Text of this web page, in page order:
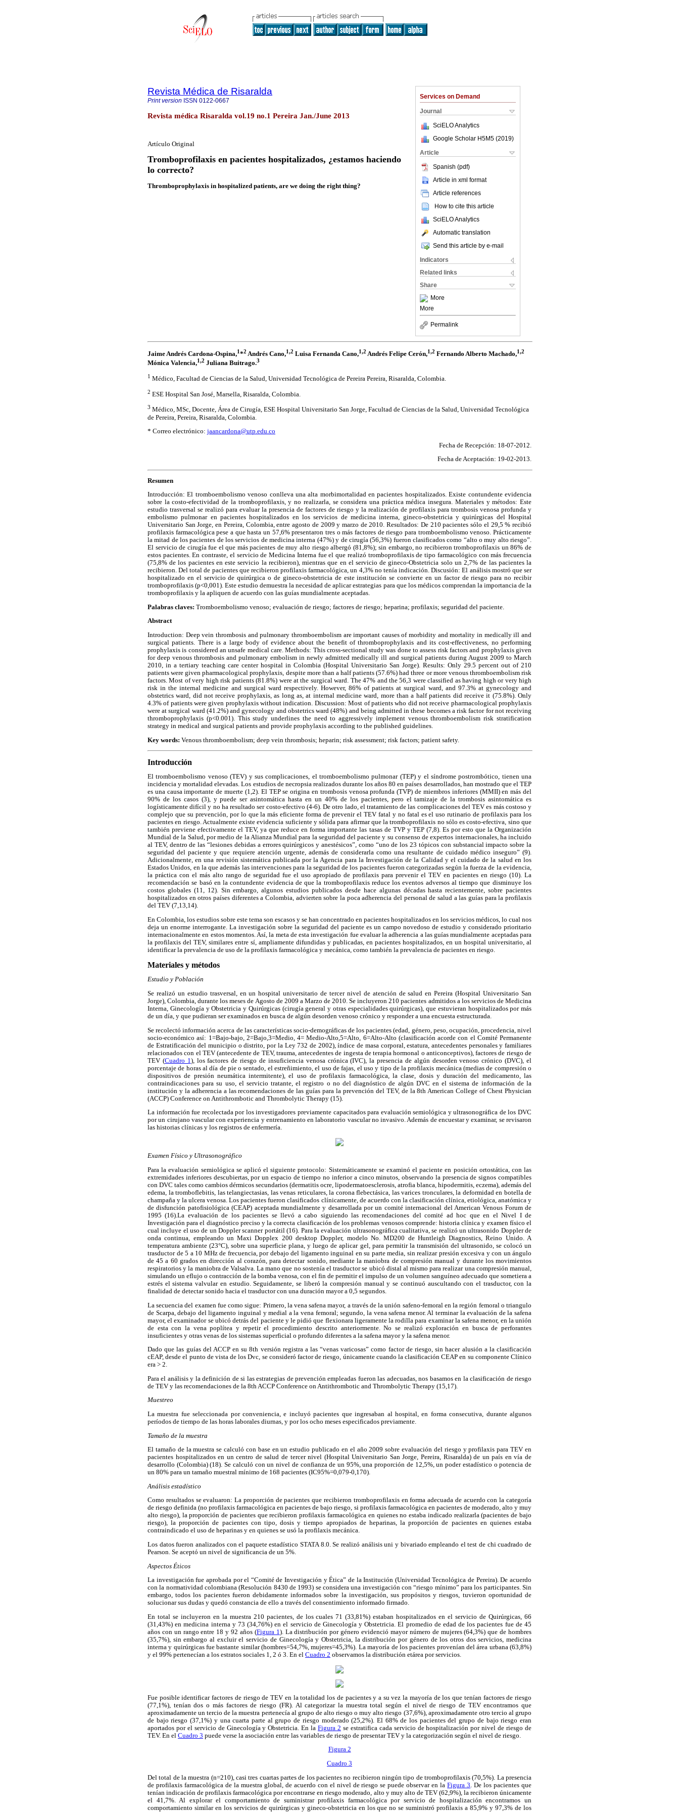
Services on Demand
Journal
SciELO Analytics
Google Scholar H5M5 (2019)
Article
Spanish (pdf)
Article in xml format
Article references
How to cite this article
SciELO Analytics
Automatic translation
Send this article by e-mail
Indicators
Related links
Share
More
More
Permalink
Revista Médica de Risaralda
Print version ISSN 0122-0667
Revista médica Risaralda vol.19 no.1 Pereira Jan./June 2013
Artículo Original
Tromboprofilaxis en pacientes hospitalizados, ¿estamos haciendo
lo correcto?
Thromboprophylaxis in hospitalized patients, are we doing the right thing?
Jaime Andrés Cardona-Ospina,1 *2 Andrés Cano,1,2 Luisa Fernanda Cano,1,2 Andrés Felipe Cerón,1,2 Fernando Alberto Machado,1,2
Mónica Valencia,1,2 Juliana Buitrago.3
1 Médico, Facultad de Ciencias de la Salud, Universidad Tecnológica de Pereira Pereira, Risaralda, Colombia.
2 ESE Hospital San José, Marsella, Risaralda, Colombia.
3 Médico, MSc, Docente, Área de Cirugía, ESE Hospital Universitario San Jorge, Facultad de Ciencias de la Salud, Universidad Tecnológica
de Pereira, Pereira, Risaralda, Colombia.
* Correo electrónico: jaancardona@utp.edu.co
Fecha de Recepción: 18-07-2012.
Fecha de Aceptación: 19-02-2013.
Resumen
Introducción: El tromboembolismo venoso conlleva una alta morbimortalidad en pacientes hospitalizados. Existe contundente evidencia
sobre la costo-efectividad de la tromboprofilaxis, y no realizarla, se considera una práctica médica insegura. Materiales y métodos: Este
estudio trasversal se realizó para evaluar la presencia de factores de riesgo y la realización de profilaxis para trombosis venosa profunda y
embolismo pulmonar en pacientes hospitalizados en los servicios de medicina interna, gineco-obstetricia y quirúrgicas del Hospital
Universitario San Jorge, en Pereira, Colombia, entre agosto de 2009 y marzo de 2010. Resultados: De 210 pacientes sólo el 29,5 % recibió
profilaxis farmacológica pese a que hasta un 57,6% presentaron tres o más factores de riesgo para tromboembolismo venoso. Prácticamente
la mitad de los pacientes de los servicios de medicina interna (47%) y de cirugía (56,3%) fueron clasificados como “alto o muy alto riesgo”.
El servicio de cirugía fue el que más pacientes de muy alto riesgo albergó (81,8%); sin embargo, no recibieron tromboprofilaxis un 86% de
estos pacientes. En contraste, el servicio de Medicina Interna fue el que realizó tromboprofilaxis de tipo farmacológico con más frecuencia
(75,8% de los pacientes en este servicio la recibieron), mientras que en el servicio de gineco-Obstetricia solo un 2,7% de las pacientes la
recibieron. Del total de pacientes que recibieron profilaxis farmacológica, un 4,3% no tenía indicación. Discusión: El análisis mostró que ser
hospitalizado en el servicio de quirúrgica o de gineco-obstetricia de este institución se convierte en un factor de riesgo para no recibir
tromboprofilaxis (p<0,001). Este estudio demuestra la necesidad de aplicar estrategias para que los médicos comprendan la importancia de la
tromboprofilaxis y la apliquen de acuerdo con las guías mundialmente aceptadas.
Palabras claves: Tromboembolismo venoso; evaluación de riesgo; factores de riesgo; heparina; profilaxis; seguridad del paciente.
Abstract
Introduction: Deep vein thrombosis and pulmonary thromboembolism are important causes of morbidity and mortality in medically ill and
surgical patients. There is a large body of evidence about the benefit of thromboprophylaxis and its cost-effectiveness, no performing
prophylaxis is considered an unsafe medical care. Methods: This cross-sectional study was done to assess risk factors and prophylaxis given
for deep venous thrombosis and pulmonary embolism in newly admitted medically ill and surgical patients during August 2009 to March
2010, in a tertiary teaching care center hospital in Colombia (Hospital Universitario San Jorge). Results: Only 29.5 percent out of 210
patients were given pharmacological prophylaxis, despite more than a half patients (57.6%) had three or more venous thromboembolism risk
factors. Most of very high risk patients (81.8%) were at the surgical ward. The 47% and the 56,3 were classified as having high or very high
risk in the internal medicine and surgical ward respectively. However, 86% of patients at surgical ward, and 97.3% at gynecology and
obstetrics ward, did not receive prophylaxis, as long as, at internal medicine ward, more than a half patients did receive it (75.8%). Only
4.3% of patients were given prophylaxis without indication. Discussion: Most of patients who did not receive pharmacological prophylaxis
were at surgical ward (41.2%) and gynecology and obstetrics ward (48%) and being admitted in these becomes a risk factor for not receiving
thromboprophylaxis (p<0.001). This study underlines the need to aggressively implement venous thromboembolism risk stratification
strategy in medical and surgical patients and provide prophylaxis according to the published guidelines.
Key words: Venous thromboembolism; deep vein thrombosis; heparin; risk assessment; risk factors; patient safety.
Introducción
El tromboembolismo venoso (TEV) y sus complicaciones, el tromboembolismo pulmonar (TEP) y el síndrome postrombótico, tienen una
incidencia y mortalidad elevadas. Los estudios de necropsia realizados durante los años 80 en países desarrollados, han mostrado que el TEP
es una causa importante de muerte (1,2). El TEP se origina en trombosis venosa profunda (TVP) de miembros inferiores (MMII) en más del
90% de los casos (3), y puede ser asintomática hasta en un 40% de los pacientes, pero el tamizaje de la trombosis asintomática es
logísticamente difícil y no ha resultado ser costo-efectivo (4-6). De otro lado, el tratamiento de las complicaciones del TEV es más costoso y
complejo que su prevención, por lo que la más eficiente forma de prevenir el TEV fatal y no fatal es el uso rutinario de profilaxis para los
pacientes en riesgo. Actualmente existe evidencia suficiente y sólida para afirmar que la tromboprofilaxis no sólo es costo-efectiva, sino que
también previene efectivamente el TEV, ya que reduce en forma importante las tasas de TVP y TEP (7,8). Es por esto que la Organización
Mundial de la Salud, por medio de la Alianza Mundial para la seguridad del paciente y su consenso de expertos internacionales, ha incluido
al TEV, dentro de las “lesiones debidas a errores quirúrgicos y anestésicos”, como “uno de los 23 tópicos con substancial impacto sobre la
seguridad del paciente y que requiere atención urgente, además de considerarla como una resultante de cuidado médico inseguro” (9).
Adicionalmente, en una revisión sistemática publicada por la Agencia para la Investigación de la Calidad y el cuidado de la salud en los
Estados Unidos, en la que además las intervenciones para la seguridad de los pacientes fueron categorizadas según la fuerza de la evidencia,
la práctica con el más alto rango de seguridad fue el uso apropiado de profilaxis para prevenir el TEV en pacientes en riesgo (10). La
recomendación se basó en la contundente evidencia de que la tromboprofilaxis reduce los eventos adversos al tiempo que disminuye los
costos globales (11, 12). Sin embargo, algunos estudios publicados desde hace algunas décadas hasta recientemente, sobre pacientes
hospitalizados en otros países diferentes a Colombia, advierten sobre la poca adherencia del personal de salud a las guías para la profilaxis
del TEV (7,13,14).
En Colombia, los estudios sobre este tema son escasos y se han concentrado en pacientes hospitalizados en los servicios médicos, lo cual nos
deja un enorme interrogante. La investigación sobre la seguridad del paciente es un campo novedoso de estudio y considerado prioritario
internacionalmente en estos momentos. Así, la meta de esta investigación fue evaluar la adherencia a las guías mundialmente aceptadas para
la profilaxis del TEV, similares entre sí, ampliamente difundidas y publicadas, en pacientes hospitalizados, en un hospital universitario, al
identificar la prevalencia de uso de la profilaxis farmacológica y mecánica, como también la prevalencia de pacientes en riesgo.
Materiales y métodos
Estudio y Población
Se realizó un estudio trasversal, en un hospital universitario de tercer nivel de atención de salud en Pereira (Hospital Universitario San
Jorge), Colombia, durante los meses de Agosto de 2009 a Marzo de 2010. Se incluyeron 210 pacientes admitidos a los servicios de Medicina
Interna, Ginecología y Obstetricia y Quirúrgicas (cirugía general y otras especialidades quirúrgicas), que estuvieran hospitalizados por más
de un día, y que pudieran ser examinados en busca de algún desorden venoso crónico y responder a una encuesta estructurada.
Se recolectó información acerca de las características socio-demográficas de los pacientes (edad, género, peso, ocupación, procedencia, nivel
socio-económico así: 1=Bajo-bajo, 2=Bajo,3=Medio, 4= Medio-Alto,5=Alto, 6=Alto-Alto (clasificación acorde con el Comité Permanente
de Estratificación del municipio o distrito, por la Ley 732 de 2002), índice de masa corporal, estatura, antecedentes personales y familiares
relacionados con el TEV (antecedente de TEV, trauma, antecedentes de ingesta de terapia hormonal o anticonceptivos), factores de riesgo de
TEV (Cuadro 1 ), los factores de riesgo de insuficiencia venosa crónica (IVC), la presencia de algún desorden venoso crónico (DVC), el
porcentaje de horas al día de pie o sentado, el estreñimiento, el uso de fajas, el uso y tipo de la profilaxis mecánica (medias de compresión o
dispositivos de presión neumática intermitente), el uso de profilaxis farmacológica, la clase, dosis y duración del medicamento, las
contraindicaciones para su uso, el servicio tratante, el registro o no del diagnóstico de algún DVC en el sistema de información de la
institución y la adherencia a las recomendaciones de las guías para la prevención del TEV, de la 8th American College of Chest Physician
(ACCP) Conference on Antithrombotic and Thrombolytic Therapy (15).
La información fue recolectada por los investigadores previamente capacitados para evaluación semiológica y ultrasonográfica de los DVC
por un cirujano vascular con experiencia y entrenamiento en laboratorio vascular no invasivo. Además de encuestar y examinar, se revisaron
las historias clínicas y los registros de enfermería.
Examen Físico y Ultrasonográfico
Para la evaluación semiológica se aplicó el siguiente protocolo: Sistemáticamente se examinó el paciente en posición ortostática, con las
extremidades inferiores descubiertas, por un espacio de tiempo no inferior a cinco minutos, observando la presencia de signos compatibles
con DVC tales como cambios dérmicos secundarios (dermatitis ocre, lipodermatoesclerosis, atrofia blanca, hipodermitis, eczema), además del
edema, la tromboflebitis, las telangiectasias, las venas reticulares, la corona flebectásica, las varices tronculares, la deformidad en botella de
champaña y la ulcera venosa. Los pacientes fueron clasificados clínicamente, de acuerdo con la clasificación clínica, etiológica, anatómica y
de disfunción patofisiológica (CEAP) aceptada mundialmente y desarrollada por un comité internacional del American Venous Forum de
1995 (16).La evaluación de los pacientes se llevó a cabo siguiendo las recomendaciones del comité ad hoc que en el Nivel I de
Investigación para el diagnóstico preciso y la correcta clasificación de los problemas venosos comprende: historia clínica y examen físico el
cual incluye el uso de un Doppler scanner portátil (16). Para la evaluación ultrasonográfica cualitativa, se realizó un ultrasonido Doppler de
onda continua, empleando un Maxi Dopplex 200 desktop Doppler, modelo No. MD200 de Huntleigh Diagnostics, Reino Unido. A
temperatura ambiente (23°C), sobre una superficie plana, y luego de aplicar gel, para permitir la transmisión del ultrasonido, se colocó un
trasductor de 5 a 10 MHz de frecuencia, por debajo del ligamento inguinal en su parte media, sin realizar presión excesiva y con un ángulo
de 45 a 60 grados en dirección al corazón, para detectar sonido, mediante la maniobra de compresión manual y durante los movimientos
respiratorios y la maniobra de Valsalva. La mano que no sostenía el trasductor se ubicó distal al mismo para realizar una compresión manual,
simulando un eflujo o contracción de la bomba venosa, con el fin de permitir el impulso de un volumen sanguíneo adecuado que sometiera a
estrés el sistema valvular en estudio. Seguidamente, se liberó la compresión manual y se continuó auscultando con el trasductor, con la
finalidad de detectar sonido hacia el trasductor con una duración mayor a 0,5 segundos.
La secuencia del examen fue como sigue: Primero, la vena safena mayor, a través de la unión safeno-femoral en la región femoral o triangulo
de Scarpa, debajo del ligamento inguinal y medial a la vena femoral; segundo, la vena safena menor. Al terminar la evaluación de la safena
mayor, el examinador se ubicó detrás del paciente y le pidió que flexionara ligeramente la rodilla para examinar la safena menor, en la unión
de esta con la vena poplítea y repetir el procedimiento descrito anteriormente. No se realizó exploración en busca de perforantes
insuficientes y otras venas de los sistemas superficial o profundo diferentes a la safena mayor y la safena menor.
Dado que las guías del ACCP en su 8th versión registra a las “venas varicosas” como factor de riesgo, sin hacer alusión a la clasificación
cEAP, desde el punto de vista de los Dvc, se consideró factor de riesgo, únicamente cuando la clasificación CEAP en su componente Clínico
era > 2.
Para el análisis y la definición de si las estrategias de prevención empleadas fueron las adecuadas, nos basamos en la clasificación de riesgo
de TEV y las recomendaciones de la 8th ACCP Conference on Antithrombotic and Thrombolytic Therapy (15,17).
Muestreo
La muestra fue seleccionada por conveniencia, e incluyó pacientes que ingresaban al hospital, en forma consecutiva, durante algunos
períodos de tiempo de las horas laborales diurnas, y por los ocho meses especificados previamente.
Tamaño de la muestra
El tamaño de la muestra se calculó con base en un estudio publicado en el año 2009 sobre evaluación del riesgo y profilaxis para TEV en
pacientes hospitalizados en un centro de salud de tercer nivel (Hospital Universitario San Jorge, Pereira, Risaralda) de un país en vía de
desarrollo (Colombia) (18). Se calculó con un nivel de confianza de un 95%, una proporción de 12,5%, un poder estadístico o potencia de
un 80% para un tamaño muestral mínimo de 168 pacientes (IC95%=0,079-0,170).
Análisis estadístico
Como resultados se evaluaron: La proporción de pacientes que recibieron tromboprofilaxis en forma adecuada de acuerdo con la categoría
de riesgo definida (no profilaxis farmacológica en pacientes de bajo riesgo, si profilaxis farmacológica en pacientes de moderado, alto y muy
alto riesgo), la proporción de pacientes que recibieron profilaxis farmacológica en quienes no estaba indicado realizarla (pacientes de bajo
riesgo), la proporción de pacientes con tipo, dosis y tiempo apropiados de heparinas, la proporción de pacientes en quienes estaba
contraindicado el uso de heparinas y en quienes se usó la profilaxis mecánica.
Los datos fueron analizados con el paquete estadístico STATA 8.0. Se realizó análisis uni y bivariado empleando el test de chi cuadrado de
Pearson. Se aceptó un nivel de significancia de un 5%.
Aspectos Éticos
La investigación fue aprobada por el “Comité de Investigación y Ética” de la Institución (Universidad Tecnológica de Pereira). De acuerdo
con la normatividad colombiana (Resolución 8430 de 1993) se considera una investigación con “riesgo mínimo” para los participantes. Sin
embargo, todos los pacientes fueron debidamente informados sobre la investigación, sus propósitos y riesgos, tuvieron oportunidad de
solucionar sus dudas y quedó constancia de ello a través del consentimiento informado firmado.
En total se incluyeron en la muestra 210 pacientes, de los cuales 71 (33,81%) estaban hospitalizados en el servicio de Quirúrgicas, 66
(31,43%) en medicina interna y 73 (34,76%) en el servicio de Ginecología y Obstetricia. El promedio de edad de los pacientes fue de 45
años con un rango entre 18 y 92 años (Figura 1). La distribución por género evidenció mayor número de mujeres (64,3%) que de hombres
(35,7%), sin embargo al excluir el servicio de Ginecología y Obstetricia, la distribución por género de los otros dos servicios, medicina
interna y quirúrgicas fue bastante similar (hombres=54,7%, mujeres=45,3%). La mayoría de los pacientes provenían del área urbana (63,8%)
y el 99% pertenecían a los estratos sociales 1, 2 ó 3. En el Cuadro 2 observamos la distribución etárea por servicios.
Fue posible identificar factores de riesgo de TEV en la totalidad los de pacientes y a su vez la mayoría de los que tenían factores de riesgo
(77,1%), tenían dos o más factores de riesgo (FR). Al categorizar la muestra total según el nivel de riesgo de TEV encontramos que
aproximadamente un tercio de la muestra pertenecía al grupo de alto riesgo o muy alto riesgo (37,6%), aproximadamente otro tercio al grupo
de bajo riesgo (37,1%) y una cuarta parte al grupo de riesgo moderado (25,2%). El 68% de los pacientes del grupo de bajo riesgo eran
aportados por el servicio de Ginecología y Obstetricia. En laFigura 2 se estratifica cada servicio de hospitalización por nivel de riesgo de
TEV. En el Cuadro 3 puede verse la asociación entre las variables de riesgo de presentar TEV y la categorización según el nivel de riesgo.
Figura 2
Cuadro 3
Del total de la muestra (n=210), casi tres cuartas partes de los pacientes no recibieron ningún tipo de tromboprofilaxis (70,5%). La presencia
de profilaxis farmacológica de la muestra global, de acuerdo con el nivel de riesgo se puede observar en laFigura 3 . De los pacientes que
tenían indicación de profilaxis farmacológica por encontrarse en riesgo moderado, alto y muy alto de TEV (62,9%), la recibieron únicamente
el 41,7%. Al explorar el comportamiento de suministrar profilaxis farmacológica por servicio de hospitalización encontramos un
comportamiento similar en los servicios de quirúrgicas y gineco-obstetricia en los que no se suministró profilaxis a 85,9% y 97,3% de los